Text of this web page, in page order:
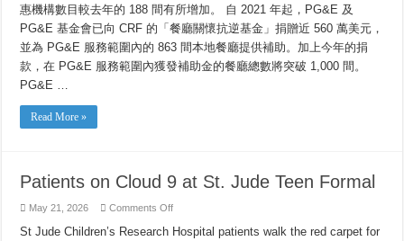
會
撥
款
支
持
「餐
惠機構數目較去年的 188 間有所增加。 自 2021 年起，PG&E 及
PG&E 基金會已向 CRF 的「餐廳關懷抗逆基金」捐贈近 560 萬美元，
並為 PG&E 服務範圍內的 863 間本地餐廳提供補助。加上今年的捐
款，在 PG&E 服務範圍內獲發補助金的餐廳總數將突破 1,000 間。
PG&E …
Read More »
Patients on Cloud 9 at St. Jude Teen Formal
May 21, 2026 Comments Offon
on
St Jude Children’s Research Hospital patients walk the red carpet for